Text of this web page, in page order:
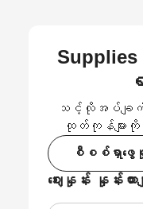
သင့်လိုအပ်ချက်
ထုတ်ကုန်များ
စီစစ်ရှာဖွေ
ဈေးနှုန်း နှုန်းထားမျ